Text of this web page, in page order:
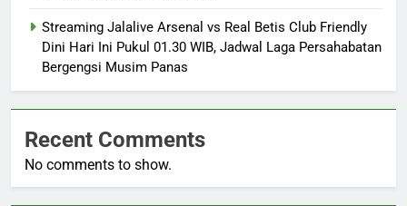
Streaming Jalalive Arsenal vs Real Betis Club Friendly
Dini Hari Ini Pukul 01.30 WIB, Jadwal Laga Persahabatan
Bergengsi Musim Panas
Recent Comments
No comments to show.